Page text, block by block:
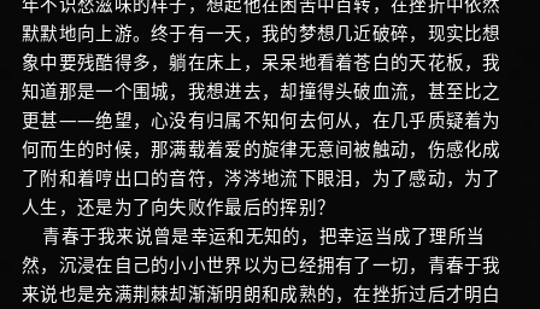
默默地向上游。终于有一天，我的梦想几近破碎，现实比想
象中要残酷得多，躺在床上，呆呆地看着苍白的天花板，我
知道那是一个围城，我想进去，却撞得头破血流，甚至比之
更甚——绝望，心没有归属不知何去何从，在几乎质疑着为
何而生的时候，那满载着爱的旋律无意间被触动，伤感化成
了附和着哼出口的音符，涔涔地流下眼泪，为了感动，为了
人生，还是为了向失败作最后的挥别？
青春于我来说曾是幸运和无知的，把幸运当成了理所当
然，沉浸在自己的小小世界以为已经拥有了一切，青春于我
来说也是充满荆棘却渐渐明朗和成熟的，在挫折过后才明白